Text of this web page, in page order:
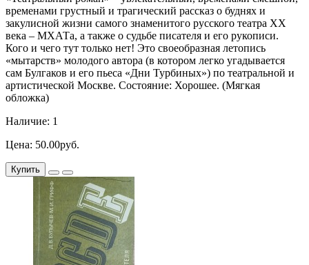
временами грустный и трагический рассказ о буднях и
закулисной жизни самого знаменитого русского театра ХХ
века – МХАТа, а также о судьбе писателя и его рукописи.
Кого и чего тут только нет! Это своеобразная летопись
«мытарств» молодого автора (в котором легко угадывается
сам Булгаков и его пьеса «Дни Турбиных») по театральной и
артистической Москве. Состояние: Хорошее. (Мягкая
обложка)
Наличие: 1
Цена: 50.00руб.
Купить